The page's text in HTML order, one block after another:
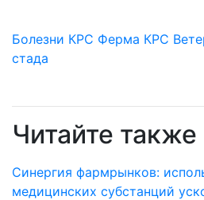
Болезни КРС Ферма КРС
стада
Читайте также
Синергия фармрынков:
медицинских субстанций